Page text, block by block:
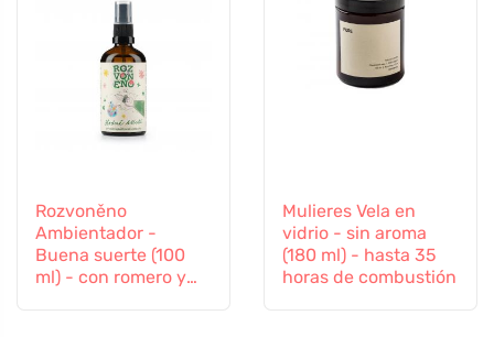
Rozvoněno
Ambientador -
Buena suerte (100
ml) - con romero y
Mulieres Vela en
vidrio - sin aroma
(180 ml) - hasta 35
horas de combustión